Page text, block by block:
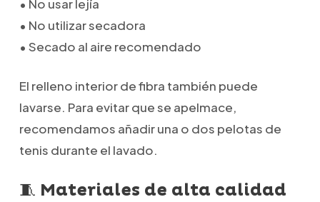
• No usar lejía
• No utilizar secadora
• Secado al aire recomendado
El relleno interior de fibra también puede
lavarse. Para evitar que se apelmace,
recomendamos añadir una o dos pelotas de
tenis durante el lavado.
🧵 Materiales de alta calidad